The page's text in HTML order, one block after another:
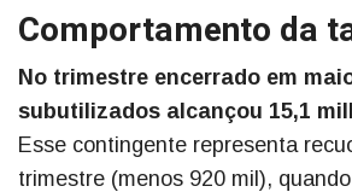
Comportamento da
No trimestre encerrado em
subutilizados alcançou 15,1
Esse contingente representa
trimestre (menos 920 mil),